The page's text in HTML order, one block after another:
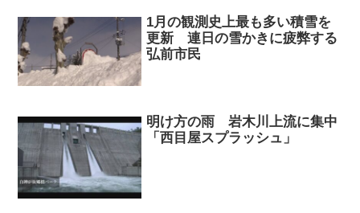
1月の観測史上最も多い積雪を
更新 連日の雪かきに疲弊する
弘前市民
明け方の雨 岩木川上流に集中
「西目屋スプラッシュ」